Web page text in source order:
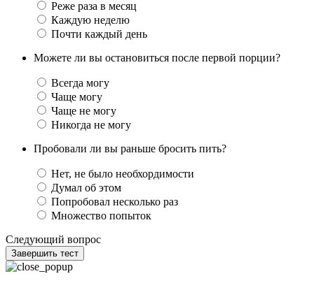
Реже раза в месяц
Каждую неделю
Почти каждый день
Можете ли вы остановиться после первой порции?
Всегда могу
Чаще могу
Чаще не могу
Никогда не могу
Пробовали ли вы раньше бросить пить?
Нет, не было необхордимости
Думал об этом
Попробовал несколько раз
Множество попыток
Следующий вопрос
Завершить тест